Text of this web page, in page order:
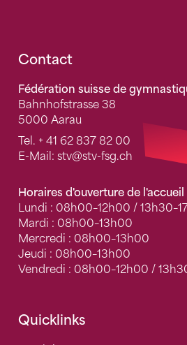
Fusszeile
Contact
Fédération suisse de
Bahnhofstrasse 38
5000 Aarau
Tel. + 41 62 837 82 00
E-Mail: stv@stv-fsg.ch
Horaires d'ouverture de
Lundi : 08h00–12h00 /
Mardi : 08h00–13h00
Mercredi : 08h00–13h00
Jeudi : 08h00–13h00
Vendredi : 08h00–12h00 /
Quicklinks